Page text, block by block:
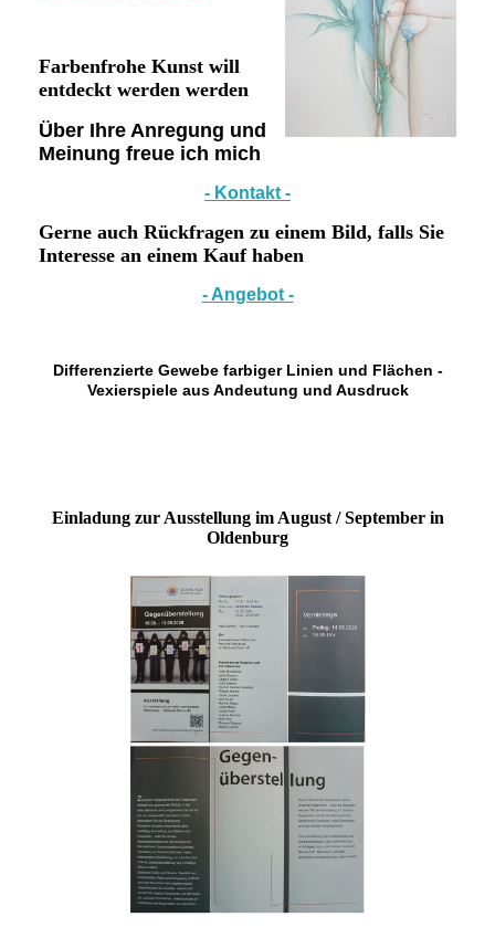
Farbenfrohe Kunst will
entdeckt werden werden
Über Ihre Anregung und
Meinung freue ich mich
- Kontakt -
Gerne auch Rückfragen zu einem Bild, falls Sie
Interesse an einem Kauf haben
- Angebot -
Differenzierte Gewebe farbiger Linien und Flächen -
Vexierspiele aus Andeutung und Ausdruck
Einladung zur Ausstellung im August / September in
Oldenburg